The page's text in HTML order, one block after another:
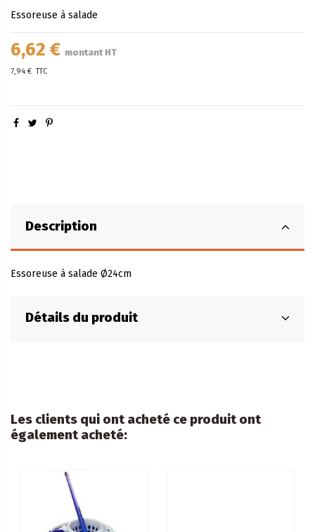
Essoreuse à salade
6,62 € montant HT
7,94 € TTC
Description
Essoreuse à salade Ø24cm
Détails du produit
Les clients qui ont acheté ce produit ont
également acheté: